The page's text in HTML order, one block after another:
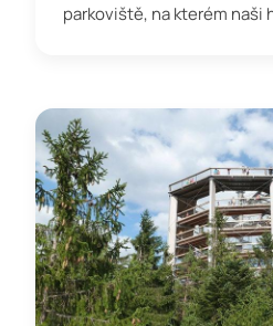
parkoviště, na kterém naši